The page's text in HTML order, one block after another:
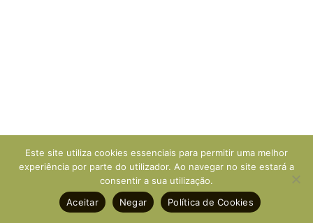
Este site utiliza cookies essenciais para permitir uma melhor
experiência por parte do utilizador. Ao navegar no site estará a
consentir a sua utilização.
Aceitar
Negar Política de Cookies